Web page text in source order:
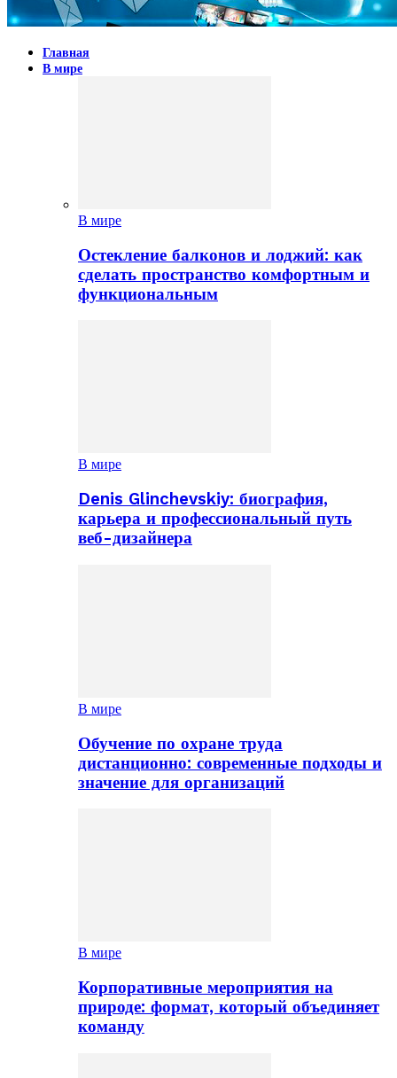
Главная
В мире
В мире
Остекление балконов и лоджий: как
сделать пространство комфортным и
функциональным
В мире
Denis Glinchevskiy: биография,
карьера и профессиональный путь
веб-дизайнера
В мире
Обучение по охране труда
дистанционно: современные подходы и
значение для организаций
В мире
Корпоративные мероприятия на
природе: формат, который объединяет
команду